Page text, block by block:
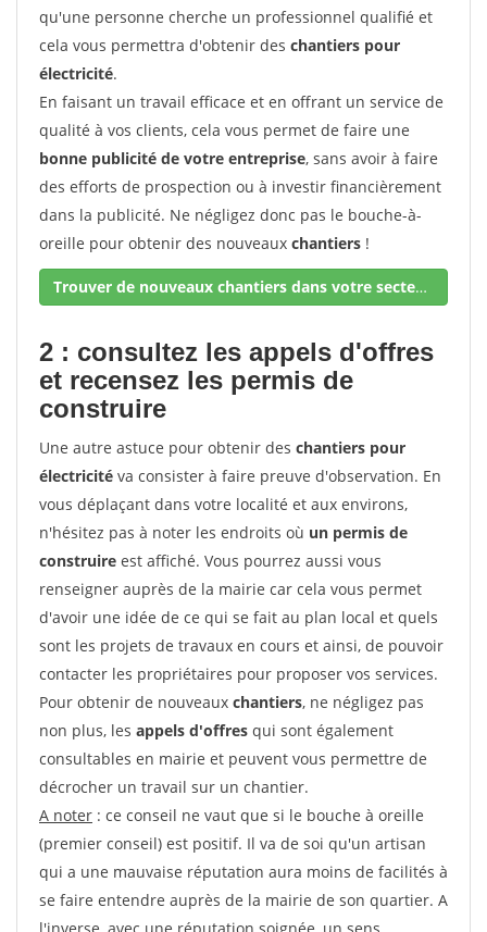
qu'une personne cherche un professionnel qualifié et
cela vous permettra d'obtenir des chantiers pour
électricité.
En faisant un travail efficace et en offrant un service de
qualité à vos clients, cela vous permet de faire une
bonne publicité de votre entreprise, sans avoir à faire
des efforts de prospection ou à investir financièrement
dans la publicité. Ne négligez donc pas le bouche-à-
oreille pour obtenir des nouveaux chantiers !
Trouver de nouveaux chantiers dans votre secteur !
2 : consultez les appels d'offres
et recensez les permis de
construire
Une autre astuce pour obtenir des chantiers pour
électricité va consister à faire preuve d'observation. En
vous déplaçant dans votre localité et aux environs,
n'hésitez pas à noter les endroits où un permis de
construire est affiché. Vous pourrez aussi vous
renseigner auprès de la mairie car cela vous permet
d'avoir une idée de ce qui se fait au plan local et quels
sont les projets de travaux en cours et ainsi, de pouvoir
contacter les propriétaires pour proposer vos services.
Pour obtenir de nouveaux chantiers, ne négligez pas
non plus, les appels d'offres qui sont également
consultables en mairie et peuvent vous permettre de
décrocher un travail sur un chantier.
A noter : ce conseil ne vaut que si le bouche à oreille
(premier conseil) est positif. Il va de soi qu'un artisan
qui a une mauvaise réputation aura moins de facilités à
se faire entendre auprès de la mairie de son quartier. A